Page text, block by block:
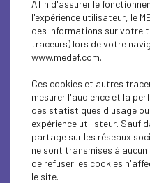
SOCIAL
CSR
PARITY-DIVERSITY
ECONOMY
ECONOMY
Afin d'assurer le
l'expérience utilisateur, le
des informations sur votre
traceurs) lors de votre
www.medef.com.
Ces cookies et autres
mesurer l'audience et la
des statistiques d'usage
expérience utilisteur. Sauf
partage sur les réseaux
ne sont transmises à
de refuser les cookies
le site.